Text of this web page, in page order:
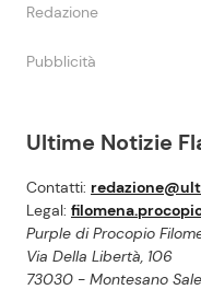
Ultime Notizie
Contatti:
Legal:
Purple di Procopio
Via Della Libertà, 106
73030 - Montesano
Redazione
Pubblicità